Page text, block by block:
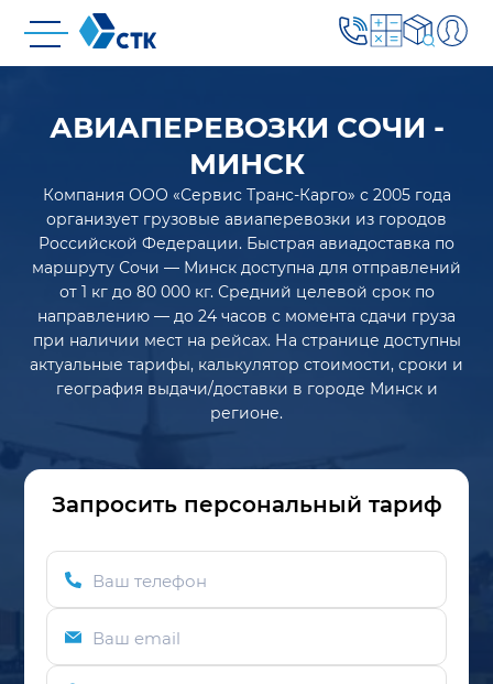
АВИАПЕРЕВОЗКИ СОЧИ -
МИНСК
Компания ООО «Сервис Транс-Карго» с 2005 года
организует грузовые авиаперевозки из городов
Российской Федерации. Быстрая авиадоставка по
маршруту Сочи — Минск доступна для отправлений
от 1 кг до 80 000 кг. Средний целевой срок по
направлению — до 24 часов с момента сдачи груза
при наличии мест на рейсах. На странице доступны
актуальные тарифы, калькулятор стоимости, сроки и
география выдачи/доставки в городе Минск и
регионе.
Запросить персональный тариф
Ваш телефон
Ваш email